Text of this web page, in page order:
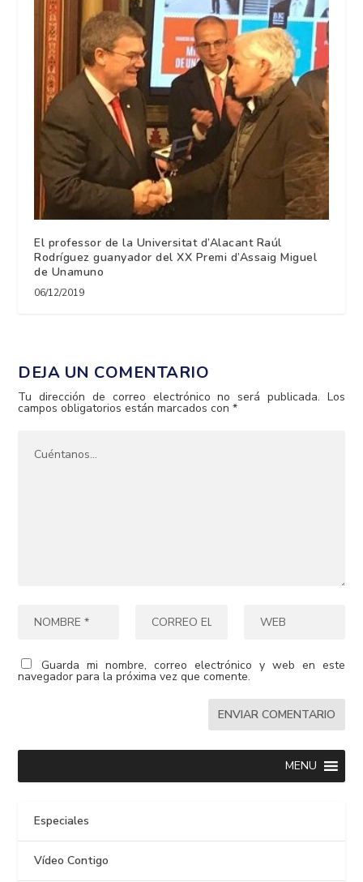
El professor de la Universitat d’Alacant Raúl
Rodríguez guanyador del XX Premi d’Assaig Miguel
de Unamuno
06/12/2019
DEJA UN COMENTARIO
Tu dirección de correo electrónico no será publicada. Los
campos obligatorios están marcados con*
Guarda mi nombre, correo electrónico y web en este
navegador para la próxima vez que comente.
MENU
Especiales
Vídeo Contigo